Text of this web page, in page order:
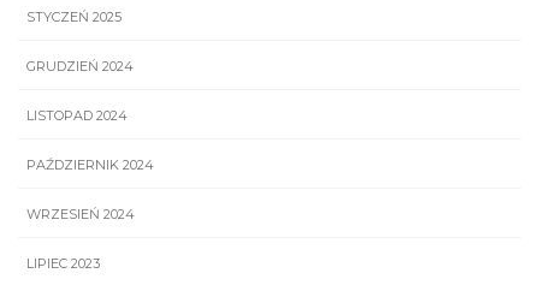
STYCZEŃ 2025
GRUDZIEŃ 2024
LISTOPAD 2024
PAŹDZIERNIK 2024
WRZESIEŃ 2024
LIPIEC 2023